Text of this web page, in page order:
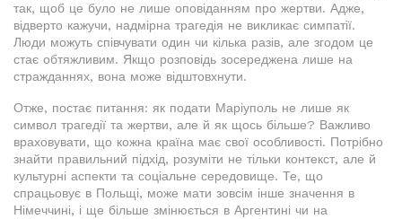
так, щоб це було не лише оповіданням про жертви. Адже,
відверто кажучи, надмірна трагедія не викликає симпатії.
Люди можуть співчувати один чи кілька разів, але згодом це
стає обтяжливим. Якщо розповідь зосереджена лише на
стражданнях, вона може відштовхнути.
Отже, постає питання: як подати Маріуполь не лише як
символ трагедії та жертви, але й як щось більше? Важливо
враховувати, що кожна країна має свої особливості. Потрібно
знайти правильний підхід, розуміти не тільки контекст, але й
культурні аспекти та соціальне середовище. Те, що
спрацьовує в Польщі, може мати зовсім інше значення в
Німеччині, і ще більше змінюється в Аргентині чи на